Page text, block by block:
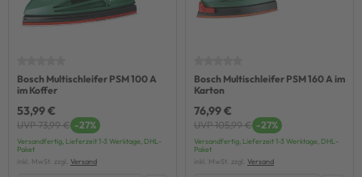
Bosch Multischleifer PSM 100 A
im Koffer
53,99 €
UVP 73,99 € -27%
Versandfertig, Lieferzeit 1-3 Werktage, DHL-
Paket
inkl. MwSt. zzgl. Versand
Bosch Multischleifer PSM 160 A im
Karton
76,99 €
UVP 105,99 € -27%
Versandfertig, Lieferzeit 1-3 Werktage, DHL-
Paket
inkl. MwSt. zzgl. Versand